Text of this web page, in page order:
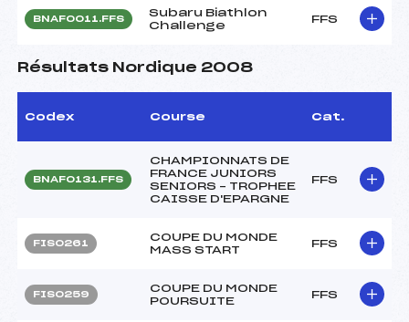
BNAF0011.FFS
Subaru Biathlon
Challenge
FFS
Résultats Nordique 2008
Codex Course Cat.
BNAF0131.FFS
CHAMPIONNATS DE
FRANCE JUNIORS
SENIORS – TROPHEE
CAISSE D'EPARGNE
FFS
FIS0261
COUPE DU MONDE
MASS START
FFS
FIS0259
COUPE DU MONDE
POURSUITE
FFS